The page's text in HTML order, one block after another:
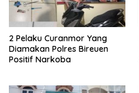
2 Pelaku Curanmor Yang
Diamakan Polres Bireuen
Positif Narkoba